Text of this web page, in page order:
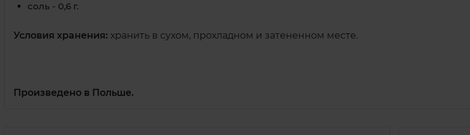
соль - 0,6 г.
Условия хранения: хранить в сухом, прохладном и затененном месте.
Произведено в Польше.